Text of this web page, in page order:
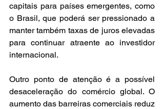
capitais para países emergentes, como
o Brasil, que poderá ser pressionado a
manter também taxas de juros elevadas
para continuar atraente ao investidor
internacional.
Outro ponto de atenção é a possível
desaceleração do comércio global. O
aumento das barreiras comerciais reduz